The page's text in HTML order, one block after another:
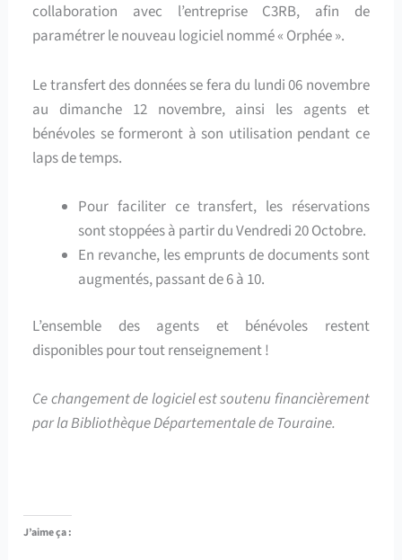
collaboration avec l’entreprise C3RB, afin de
paramétrer le nouveau logiciel nommé « Orphée ».
Le transfert des données se fera du lundi 06 novembre
au dimanche 12 novembre, ainsi les agents et
bénévoles se formeront à son utilisation pendant ce
laps de temps.
Pour faciliter ce transfert, les réservations
sont stoppées à partir du Vendredi 20 Octobre.
En revanche, les emprunts de documents sont
augmentés, passant de 6 à 10.
L’ensemble des agents et bénévoles restent
disponibles pour tout renseignement !
Ce changement de logiciel est soutenu financièrement
par la Bibliothèque Départementale de Touraine.
J’aime ça :